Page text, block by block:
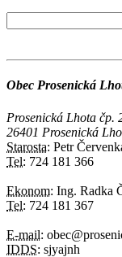
Obec Prosenická
Prosenická Lhota čp.
26401 Prosenická
Starosta: Petr
Tel: 724 181 366
Ekonom: Ing. Radka
Tel: 724 181 367
E-mail:
IDDS: sjyajnh